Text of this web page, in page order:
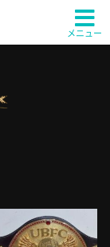
メニュー